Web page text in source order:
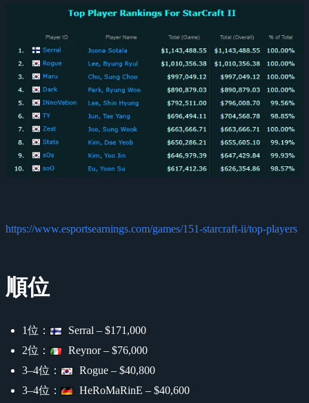
https://www.esportsearnings.com/games/151-starcraft-ii/top-players
順位
1位：
Serral – $171,000
2位：
Reynor – $76,000
3​–​4位：
Rogue – $40,800
3​–​4位：
HeRoMaRinE – $40,600